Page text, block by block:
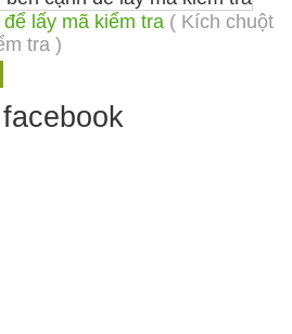
( Kích chuột
tra )